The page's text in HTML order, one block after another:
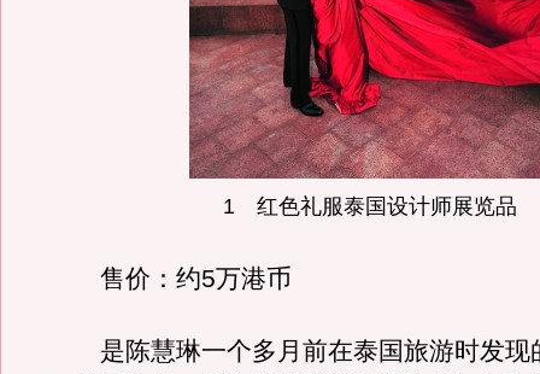
1 红色礼服泰国设计师展览品
售价：约5万港币
是陈慧琳一个多月前在泰国旅游时发现